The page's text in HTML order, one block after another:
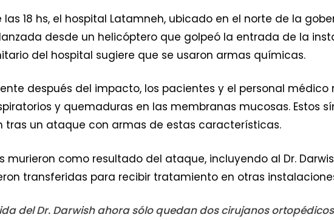
las 18 hs, el hospital Latamneh, ubicado en el norte de la
desde un helicóptero que golpeó la entrada de la
del hospital sugiere que se usaron armas químicas.
después del impacto, los pacientes y el personal médico
y quemaduras en las membranas mucosas. Estos
tras un ataque con armas de estas características.
murieron como resultado del ataque, incluyendo al Dr.
transferidas para recibir tratamiento en otras
del Dr. Darwish ahora sólo quedan dos cirujanos